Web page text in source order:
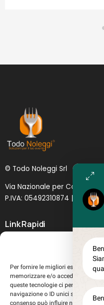
Per fornire le migliori esperienze,
memorizzare e/o accedere alle
queste tecnologie ci permetterà di
navigazione o ID unici su questo
consenso può influire
© Todo Noleggi Srl
Via Nazionale per Catania, 6
P.IVA: 05492310874 | SDI: MJ1 O
Link Rapidi
Chi siamo
Perché sceglierci
Registrati al sito